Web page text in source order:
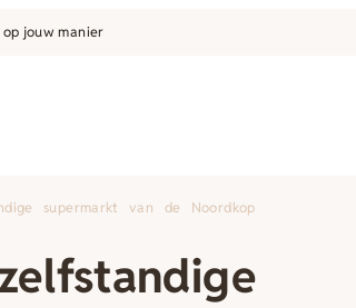
op jouw manier
supermarkt van de Noordkop